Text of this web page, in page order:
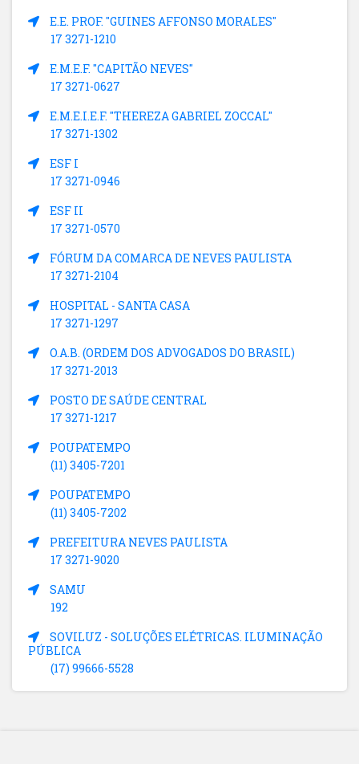
E.E. PROF. "GUINES AFFONSO MORALES"
17 3271-1210
E.M.E.F. "CAPITÃO NEVES"
17 3271-0627
E.M.E.I.E.F. "THEREZA GABRIEL ZOCCAL"
17 3271-1302
ESF I
17 3271-0946
ESF II
17 3271-0570
FÓRUM DA COMARCA DE NEVES PAULISTA
17 3271-2104
HOSPITAL - SANTA CASA
17 3271-1297
O.A.B. (ORDEM DOS ADVOGADOS DO BRASIL)
17 3271-2013
POSTO DE SAÚDE CENTRAL
17 3271-1217
POUPATEMPO
(11) 3405-7201
POUPATEMPO
(11) 3405-7202
PREFEITURA NEVES PAULISTA
17 3271-9020
SAMU
192
SOVILUZ - SOLUÇÕES ELÉTRICAS. ILUMINAÇÃO
PÚBLICA
(17) 99666-5528